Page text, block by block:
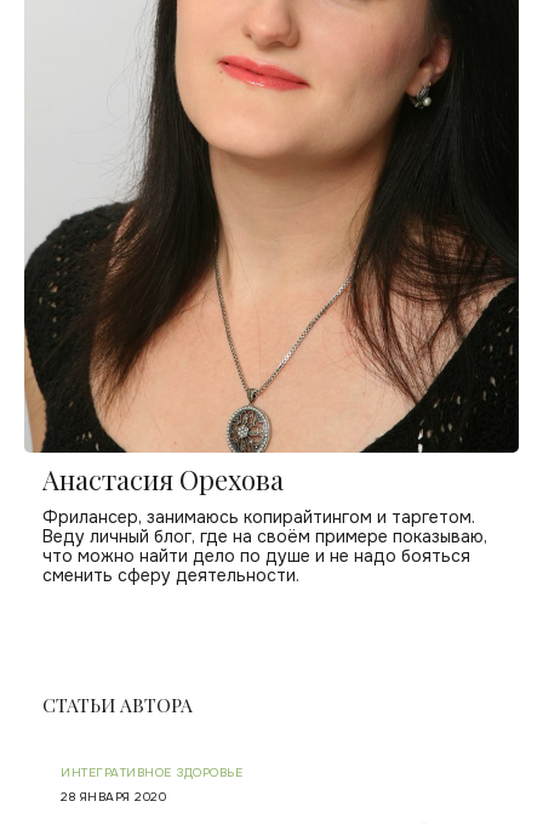
Анастасия Орехова
Фрилансер, занимаюсь копирайтингом и таргетом.
Веду личный блог, где на своём примере показываю,
что можно найти дело по душе и не надо бояться
сменить сферу деятельности.
СТАТЬИ АВТОРА
ИНТЕГРАТИВНОЕ ЗДОРОВЬЕ
28 ЯНВАРЯ 2020